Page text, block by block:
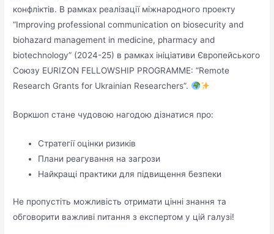
конфліктів. В рамках реалізації міжнародного проекту
“Improving professional communication on biosecurity and
biohazard management in medicine, pharmacy and
biotechnology” (2024-25) в рамках ініціативи Європейського
Союзу EURIZON FELLOWSHIP PROGRAMME: “Remote
Research Grants for Ukrainian Researchers”.
Воркшоп стане чудовою нагодою дізнатися про:
Стратегії оцінки ризиків
Плани реагування на загрози
Найкращі практики для підвищення безпеки
Не пропустіть можливість отримати цінні знання та
обговорити важливі питання з експертом у цій галузі!